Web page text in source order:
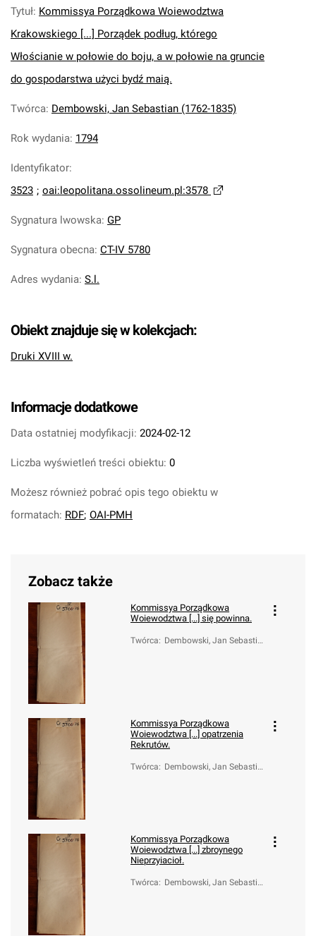
Tytuł: Kommissya Porządkowa Woiewodztwa
Krakowskiego [...] Porządek podług, którego
Włościanie w połowie do boju, a w połowie na gruncie
do gospodarstwa użyci bydź maią.
Twórca: Dembowski, Jan Sebastian (1762-1835)
Rok wydania: 1794
Identyfikator:
3523 ; oai:leopolitana.ossolineum.pl:3578
Sygnatura lwowska: GP
Sygnatura obecna: CT-IV 5780
Adres wydania: S.l.
Obiekt znajduje się w kolekcjach:
Druki XVIII w.
Informacje dodatkowe
Data ostatniej modyfikacji: 2024-02-12
Liczba wyświetleń treści obiektu: 0
Możesz również pobrać opis tego obiektu w
formatach: RDF; OAI-PMH
Zobacz także
Kommissya Porządkowa
Woiewodztwa [...] się powinna.
Twórca: Dembowski, Jan Sebastia
Kommissya Porządkowa
Woiewodztwa [...] opatrzenia
Rekrutów.
Twórca: Dembowski, Jan Sebastia
Kommissya Porządkowa
Woiewodztwa [...] zbroynego
Nieprzyiacioł.
Twórca: Dembowski, Jan Sebastia